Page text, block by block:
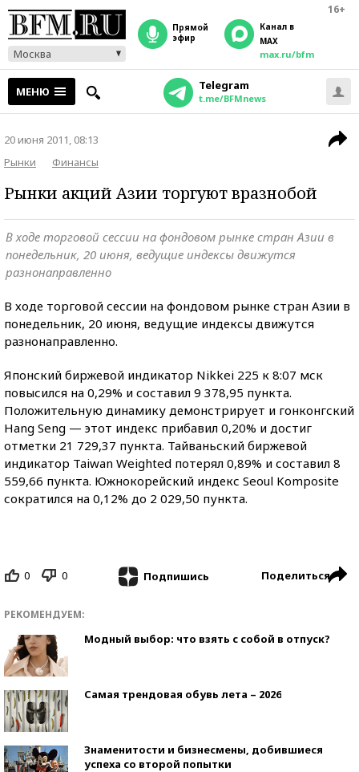
16+
Москва
прямой
эфир
Канал в
MAX
max.ru/bfm
МЕНЮ Telegram
t.me/BFMnews
20 июня 2011, 08:13
Рынки
Финансы
Рынки акций Азии торгуют вразнобой
В ходе торговой сессии на фондовом рынке стран Азии в
понедельник, 20 июня, ведущие индексы движутся
разнонаправленно
В ходе торговой сессии на фондовом рынке стран Азии в
понедельник, 20 июня, ведущие индексы движутся
разнонаправленно.
Японский биржевой индикатор Nikkei 225 к 8:07 мск
повысился на 0,29% и составил 9 378,95 пункта.
Положительную динамику демонстрирует и гонконгский
Hang Seng — этот индекс прибавил 0,20% и достиг
отметки 21 729,37 пункта. Тайваньский биржевой
индикатор Taiwan Weighted потерял 0,89% и составил 8
559,66 пункта. Южнокорейский индекс Seoul Komposite
сократился на 0,12% до 2 029,50 пункта.
0 0 Подпишись Поделиться
РЕКОМЕНДУЕМ:
Модный выбор: что взять с собой в отпуск?
Самая трендовая обувь лета – 2026
Знаменитости и бизнесмены, добившиеся
успеха со второй попытки